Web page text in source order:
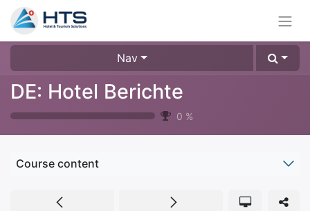
Nav
DE: Hotel Berichte
0 %
Course content